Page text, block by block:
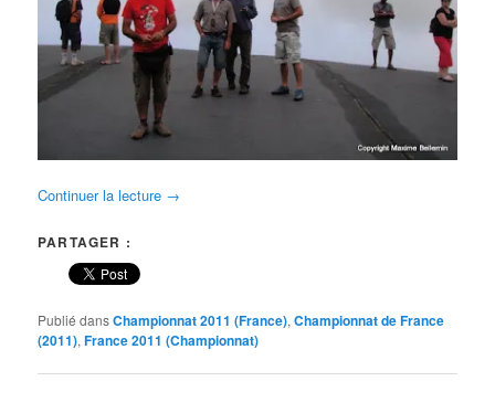
Continuer la lecture →
PARTAGER :
Publié dansChampionnat 2011 (France),Championnat de France
(2011),France 2011 (Championnat)